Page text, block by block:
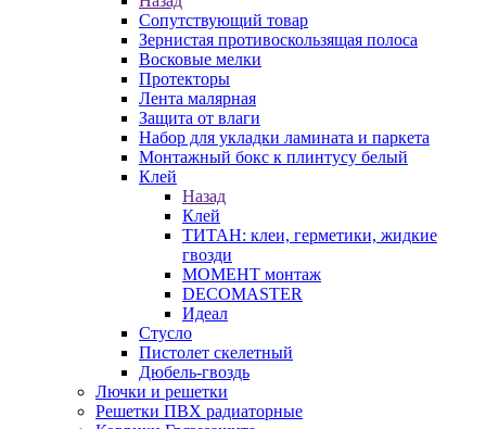
Сопутствующий товар
Зернистая противоскользящая полоса
Восковые мелки
Протекторы
Лента малярная
Защита от влаги
Набор для укладки ламината и паркета
Монтажный бокс к плинтусу белый
Клей
Назад
Клей
ТИТАН: клеи, герметики, жидкие
гвозди
МОМЕНТ монтаж
DECOMASTER
Идеал
Стусло
Пистолет скелетный
Дюбель-гвоздь
Лючки и решетки
Решетки ПВХ радиаторные